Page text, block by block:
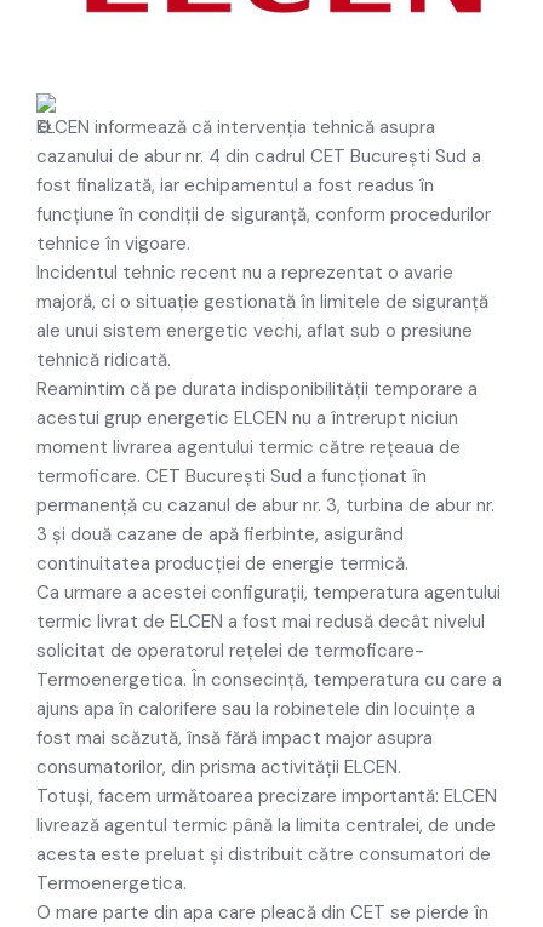
ELCEN informează că intervenția tehnică asupra
cazanului de abur nr. 4 din cadrul CET București Sud a
fost finalizată, iar echipamentul a fost readus în
funcțiune în condiții de siguranță, conform procedurilor
tehnice în vigoare.
Incidentul tehnic recent nu a reprezentat o avarie
majoră, ci o situație gestionată în limitele de siguranță
ale unui sistem energetic vechi, aflat sub o presiune
tehnică ridicată.
Reamintim că pe durata indisponibilității temporare a
acestui grup energetic ELCEN nu a întrerupt niciun
moment livrarea agentului termic către rețeaua de
termoficare. CET București Sud a funcționat în
permanență cu cazanul de abur nr. 3, turbina de abur nr.
3 și două cazane de apă fierbinte, asigurând
continuitatea producției de energie termică.
Ca urmare a acestei configurații, temperatura agentului
termic livrat de ELCEN a fost mai redusă decât nivelul
solicitat de operatorul rețelei de termoficare-
Termoenergetica. În consecință, temperatura cu care a
ajuns apa în calorifere sau la robinetele din locuințe a
fost mai scăzută, însă fără impact major asupra
consumatorilor, din prisma activității ELCEN.
Totuși, facem următoarea precizare importantă: ELCEN
livrează agentul termic până la limita centralei, de unde
acesta este preluat și distribuit către consumatori de
Termoenergetica.
O mare parte din apa care pleacă din CET se pierde în